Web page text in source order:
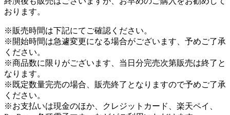
おります。
※販売時間は下記にてご確認ください。
※開始時間は急遽変更になる場合がございます、予めご了承
ください。
※商品数に限りがございます、当日分完売次第販売は終了と
なります。
※既定数量完売の場合、販売終了となりますので予めご了承
ください。
※お支払いは現金のほか、クレジットカード、楽天ペイ、